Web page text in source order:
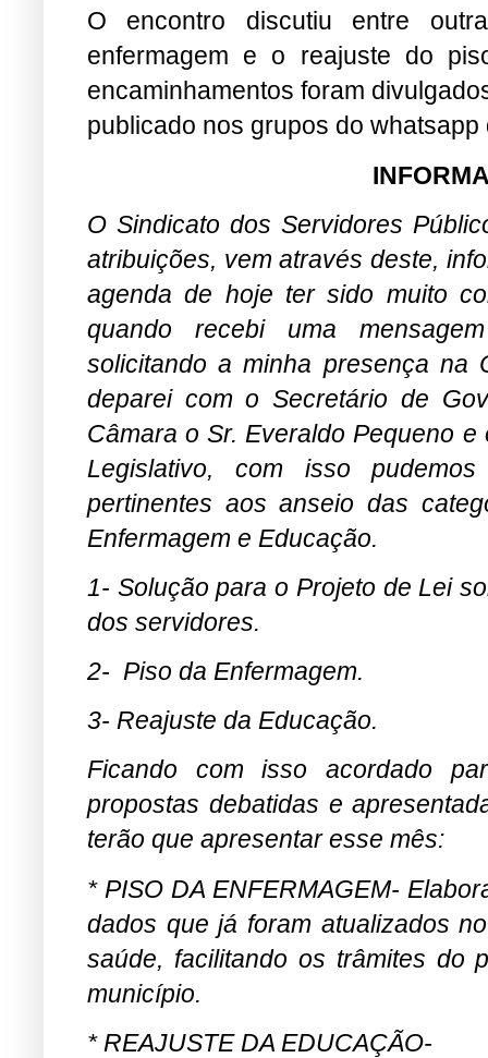
O encontro discutiu entre
enfermagem e o reajuste do
encaminhamentos foram
publicado nos grupos do
O Sindicato dos Servidores
atribuições, vem através deste,
agenda de hoje ter sido muito
quando recebi uma
solicitando a minha presença na
deparei com o Secretário de
Câmara o Sr. Everaldo Pequeno
Legislativo, com isso
pertinentes aos anseio das
Enfermagem e Educação.
1- Solução para o Projeto de Lei
dos servidores.
2- Piso da Enfermagem.
3- Reajuste da Educação.
Ficando com isso acordado
propostas debatidas e
terão que apresentar esse mês:
* PISO DA ENFERMAGEM-
dados que já foram atualizados
saúde, facilitando os trâmites do
município.
* REAJUSTE DA EDUCAÇÃO-